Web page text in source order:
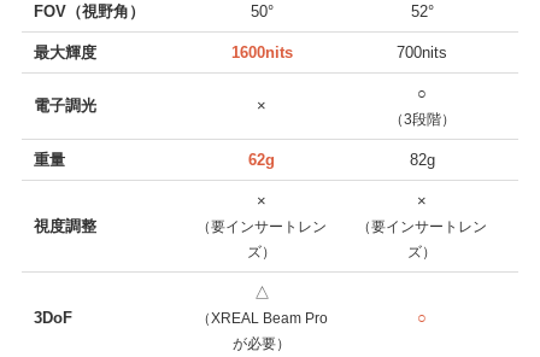
FOV（視野角） 50° 52°
最大輝度 1600nits 700nits
電子調光 ×
○
（3段階）
重量 62g 82g
視度調整
×
（要インサートレン
ズ）
×
（要インサートレン
ズ）
3DoF
△
（XREAL Beam Pro
が必要）
○